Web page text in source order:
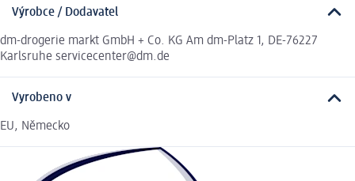
Výrobce / Dodavatel
dm-drogerie markt GmbH + Co. KG Am dm-Platz 1, DE-76227
Karlsruhe servicecenter@dm.de
Vyrobeno v
EU, Německo